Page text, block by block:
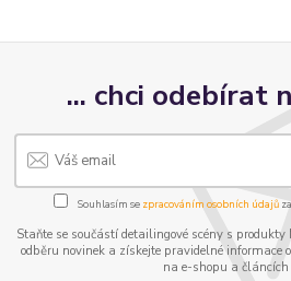
... chci odebírat
Souhlasím se zpracováním osobních údajů
Staňte se součástí detailingové scény s
odběru novinek a získejte pravidelné informace
na e-shopu a článcích